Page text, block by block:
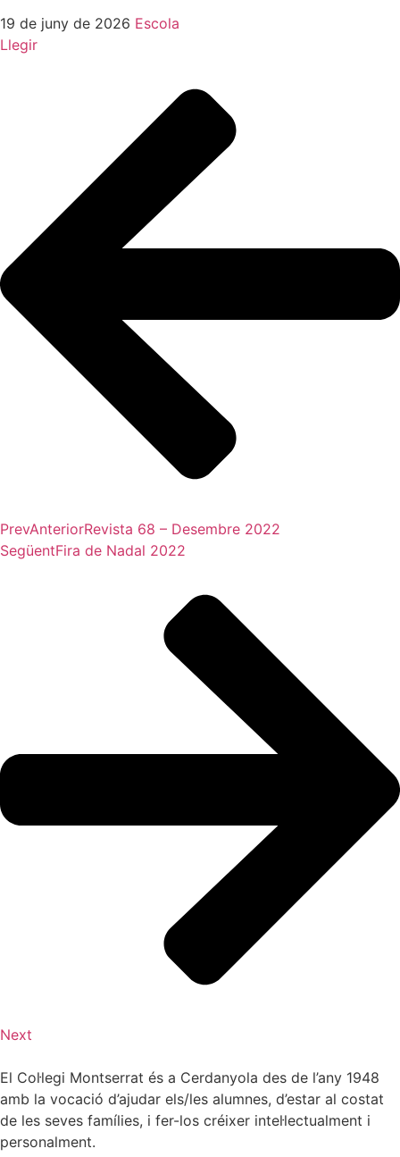
19 de juny de 2026 Escola
Llegir
PrevAnteriorRevista 68 – Desembre 2022
SegüentFira de Nadal 2022
Next
El Col·legi Montserrat és a Cerdanyola des de l’any 1948
amb la vocació d’ajudar els/les alumnes, d’estar al costat
de les seves famílies, i fer-los créixer intel·lectualment i
personalment.